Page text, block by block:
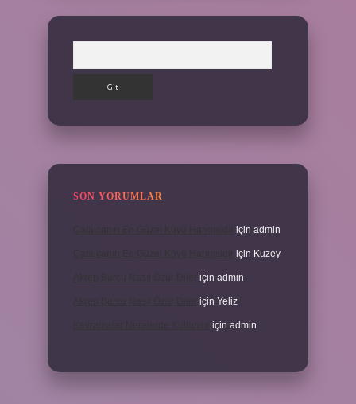
SON YORUMLAR
için admin
Çatalcanın En Güzel Köyü Hangisidir için Kuzey
Akrep Burcu Nasıl Özür Diler için admin
Akrep Burcu Nasıl Özür Diler için Yeliz
için admin